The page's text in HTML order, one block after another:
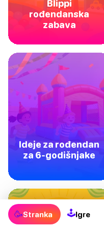
🥳Stranka 🕹Igre
Blippi
rođendanska
zabava
Ideje za rođendan
za 6-godišnjake